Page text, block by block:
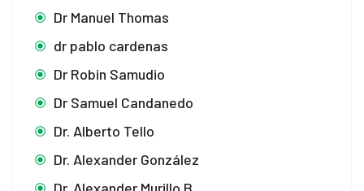
Dr Manuel Thomas
dr pablo cardenas
Dr Robin Samudio
Dr Samuel Candanedo
Dr. Alberto Tello
Dr. Alexander González